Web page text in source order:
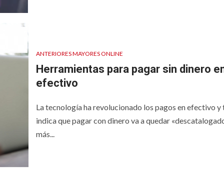
ANTERIORES MAYORES ONLINE
Herramientas para pagar sin dinero
efectivo
La tecnología ha revolucionado los pagos en efectivo y
indica que pagar con dinero va a quedar
más...